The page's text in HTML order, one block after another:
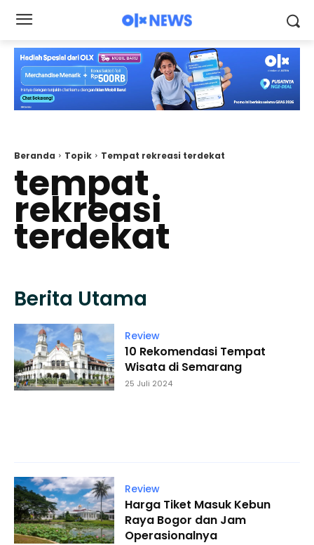
Beranda Topik Tempat rekreasi terdekat
tempat
rekreasi
terdekat
Berita Utama
Review
10 Rekomendasi Tempat
Wisata di Semarang
25 Juli 2024
Review
Harga Tiket Masuk Kebun
Raya Bogor dan Jam
Operasionalnya